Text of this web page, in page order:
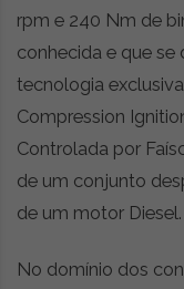
rpm e 240 Nm de
conhecida e que
tecnologia
Compression
Controlada por
de um conjunto
de um motor Diesel.
No domínio dos